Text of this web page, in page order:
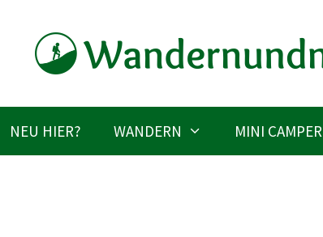
NEU HIER? WANDERN MINI CAMPER